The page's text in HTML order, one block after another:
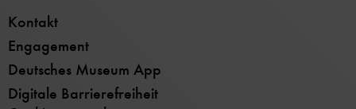
Kontakt
Engagement
Deutsches Museum App
Digitale Barrierefreiheit